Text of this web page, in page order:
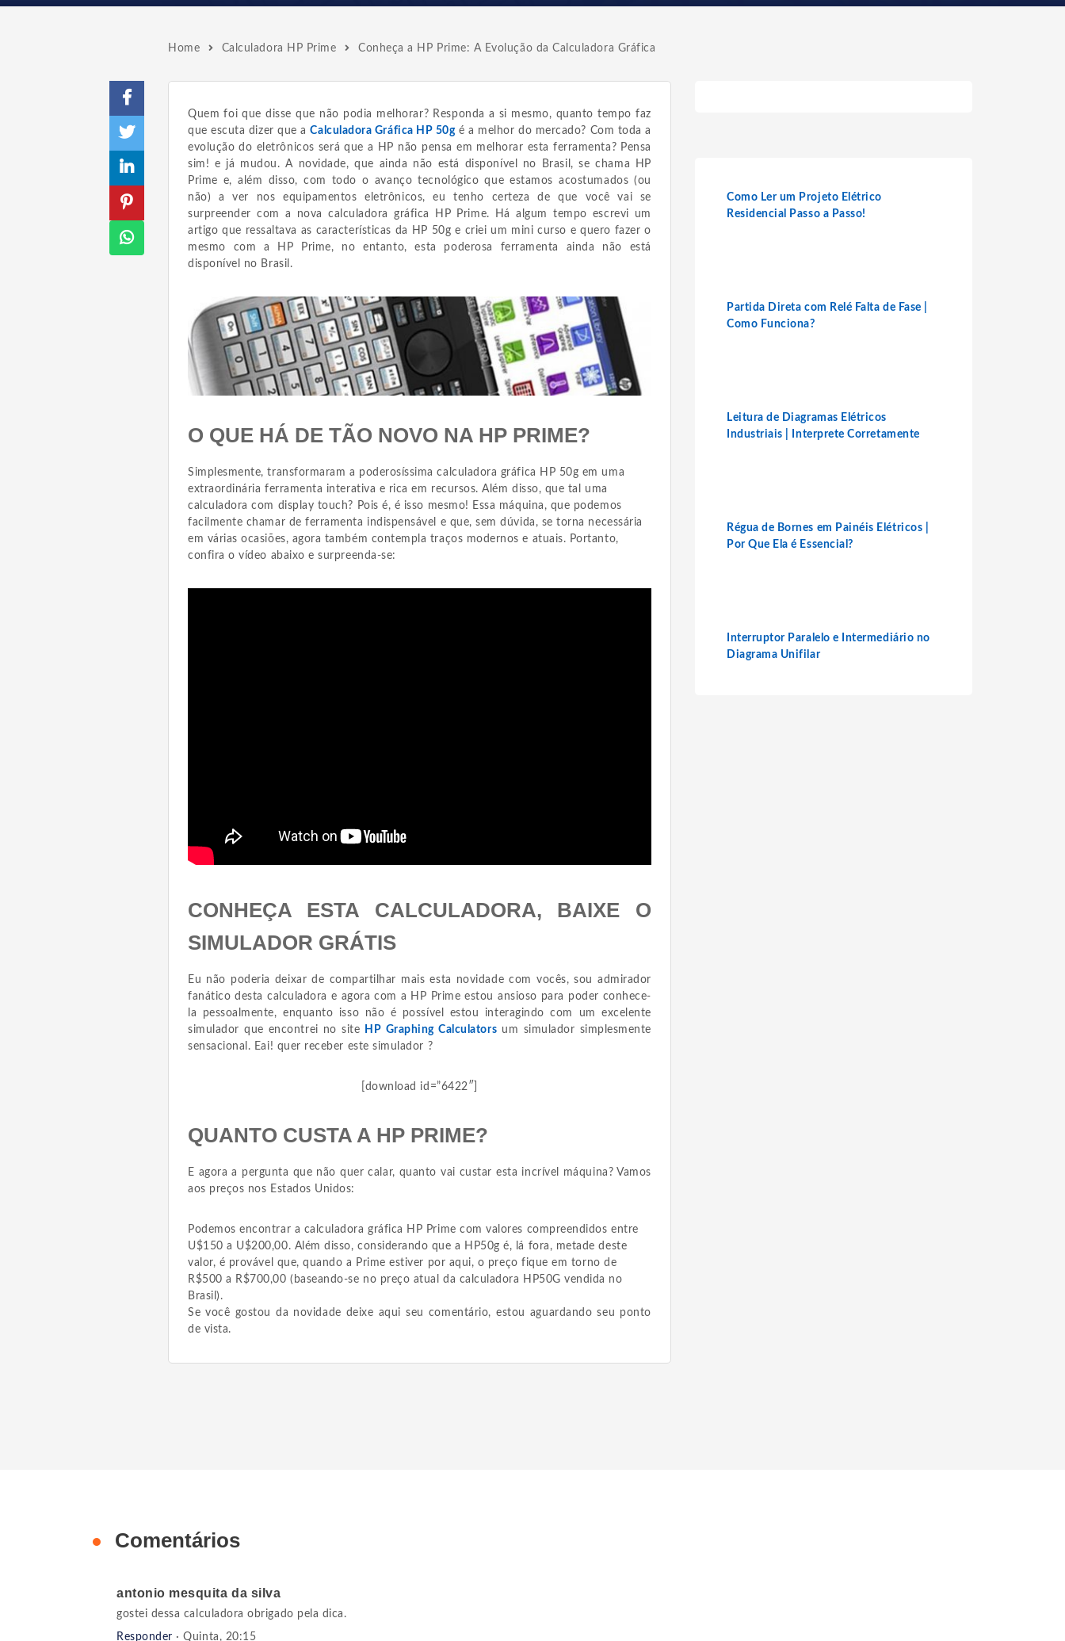
Home Calculadora HP Prime Conheça a HP Prime: A Evolução da Calculadora Gráfica
Quem foi que disse que não podia melhorar? Responda a si mesmo, quanto tempo faz
que escuta dizer que aCalculadora Gráfica HP 50gé a melhor do mercado? Com toda a
evolução do eletrônicos será que a HP não pensa em melhorar esta ferramenta? Pensa
sim! e já mudou. A novidade, que ainda não está disponível no Brasil, se chama HP
Prime e, além disso, com todo o avanço tecnológico que estamos acostumados (ou
não) a ver nos equipamentos eletrônicos, eu tenho certeza de que você vai se
surpreender com a nova calculadora gráfica HP Prime. Há algum tempo escrevi um
artigo que ressaltava as características da HP 50g e criei um mini curso e quero fazer o
mesmo com a HP Prime, no entanto, esta poderosa ferramenta ainda não está
disponível no Brasil.
O QUE HÁ DE TÃO NOVO NA HP PRIME?
Simplesmente, transformaram a poderosíssima calculadora gráfica HP 50g em uma
extraordinária ferramenta interativa e rica em recursos. Além disso, que tal uma
calculadora com display touch? Pois é, é isso mesmo! Essa máquina, que podemos
facilmente chamar de ferramenta indispensável e que, sem dúvida, se torna necessária
em várias ocasiões, agora também contempla traços modernos e atuais. Portanto,
confira o vídeo abaixo e surpreenda-se:
CONHEÇA ESTA CALCULADORA, BAIXE O
SIMULADOR GRÁTIS
Eu não poderia deixar de compartilhar mais esta novidade com vocês, sou admirador
fanático desta calculadora e agora com a HP Prime estou ansioso para poder conhece-
la pessoalmente, enquanto isso não é possível estou interagindo com um excelente
simulador que encontrei no site
HP Graphing Calculators um simulador simplesmente
sensacional. Eai! quer receber este simulador ?
[download id=”6422″]
QUANTO CUSTA A HP PRIME?
E agora a pergunta que não quer calar, quanto vai custar esta incrível máquina? Vamos
aos preços nos Estados Unidos:
Podemos encontrar a calculadora gráfica HP Prime com valores compreendidos entre
U$150 a U$200,00. Além disso, considerando que a HP50g é, lá fora, metade deste
valor, é provável que, quando a Prime estiver por aqui, o preço fique em torno de
R$500 a R$700,00 (baseando-se no preço atual da calculadora HP50G vendida no
Brasil).
Se você gostou da novidade deixe aqui seu comentário, estou aguardando seu ponto
de vista.
Como Ler um Projeto Elétrico
Residencial Passo a Passo!
Partida Direta com Relé Falta de Fase |
Como Funciona?
Leitura de Diagramas Elétricos
Industriais | Interprete Corretamente
Régua de Bornes em Painéis Elétricos |
Por Que Ela é Essencial?
Interruptor Paralelo e Intermediário no
Diagrama Unifilar
Comentários
antonio mesquita da silva
gostei dessa calculadora obrigado pela dica.
Responder · Quinta, 20:15